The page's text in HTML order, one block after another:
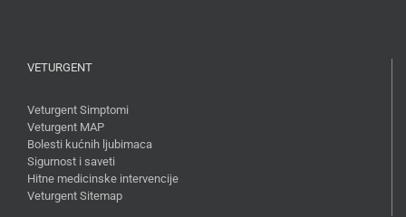
VETURGENT
Veturgent Simptomi
Veturgent MAP
Bolesti kućnih ljubimaca
Sigurnost i saveti
Hitne medicinske intervencije
Veturgent Sitemap